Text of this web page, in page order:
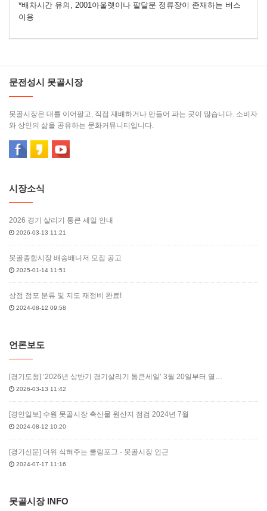
*배차시간 유의, 2001아울렛이나 팔달문 정류장이 존재하는 버스
이용
문전성시 못골시장
못골시장은 대를 이어팔고, 직접 재배하거나 만들어 파는 곳이 많습니다. 소비자
와 상인의 삶을 공유하는 문화커뮤니티입니다.
시장소식
2026 경기 살리기 통큰 세일 안내
2026-03-13 11:21
못골종합시장 배송배니저 모집 공고
2025-01-14 11:51
상점 점포 분류 및 지도 재정비 완료!
2024-08-12 09:58
언론보도
[경기도청] ‘2026년 상반기 경기살리기 통큰세일’ 3월 20일부터 열…
2026-03-13 11:42
[경인일보] 수원 못골시장 축산물 원산지 점검 2024년 7월
2024-08-12 10:20
[경기신문] 더위 식혀주는 쿨링포그 - 못골시장 인근
2024-07-17 11:16
못골시장 INFO